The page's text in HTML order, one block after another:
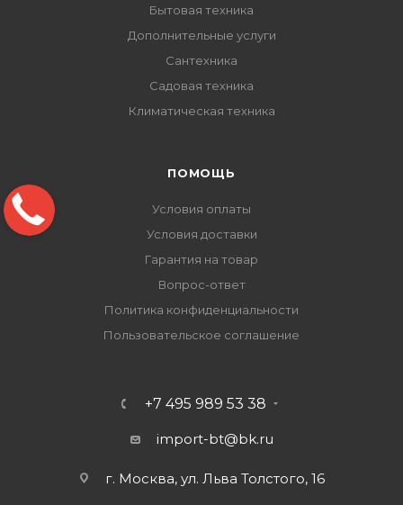
Бытовая техника
Дополнительные услуги
Сантехника
Садовая техника
Климатическая техника
ПОМОЩЬ
Условия оплаты
Условия доставки
Гарантия на товар
Вопрос-ответ
Политика конфиденциальности
Пользовательское соглашение
+7 495 989 53 38
import-bt@bk.ru
г. Москва, ул. Льва Толстого, 16